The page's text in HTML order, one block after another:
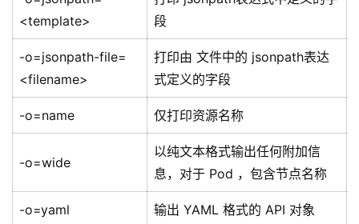
<template>
段
-o=jsonpath-file=
<filename>
打印由 文件中的 jsonpath表达
式定义的字段
-o=name 仅打印资源名称
-o=wide
以纯文本格式输出任何附加信
息，对于 Pod ，包含节点名称
-o=yaml 输出 YAML 格式的 API 对象